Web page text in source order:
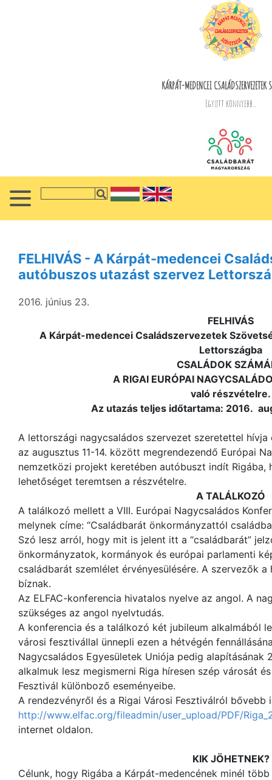
KÁRPÁT-MEDENCEI CSALÁDSZERVEZETEK
Együtt könnyebb...
FELHIVÁS - A Kárpát-medencei
autóbuszos utazást szervez
2016. június 23.
FELHIVÁS
A Kárpát-medencei Családszervezetek
Lettországba
CSALÁDOK
A RIGAI EURÓPAI
való részvételre.
Az utazás teljes időtartama: 2016.
A lettországi nagycsaládos szervezet szeretettel hívja
az augusztus 11-14. között megrendezendő Európai
nemzetközi projekt keretében autóbuszt indít Rigába,
lehetőséget teremtsen a részvételre.
A TALÁLKOZÓ
A találkozó mellett a VIII. Európai Nagycsaládos
melynek címe: “Családbarát önkormányzattól
Szó lesz arról, hogy mit is jelent itt a “családbarát”
önkormányzatok, kormányok és európai parlamenti
családbarát szemlélet érvényesülésére. A szervezők
bíznak.
Az ELFAC-konferencia hivatalos nyelve az angol. A
szükséges az angol nyelvtudás.
A konferencia és a találkozó két jubileum alkalmából
városi fesztivállal ünnepli ezen a hétvégén
Nagycsaládos Egyesületek Uniója pedig
alkalmuk lesz megismerni Riga híresen szép városát
Fesztivál különboző eseményeibe.
A rendezvényről és a Rigai Városi Fesztiválról
http://www.elfac.org/fileadmin/user_upload/PDF/
internet oldalon.
KIK JÖHETNEK?
Célunk, hogy Rigába a Kárpát-medencének minél